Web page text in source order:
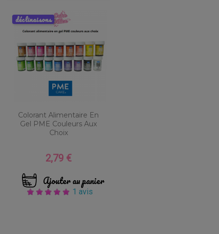
Colorant Alimentaire En
Gel PME Couleurs Aux
Choix
Prix
2,79 €
Ajouter au panier
1 avis
déclinaisons